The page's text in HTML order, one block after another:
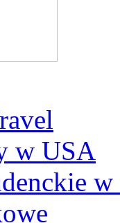
w USA